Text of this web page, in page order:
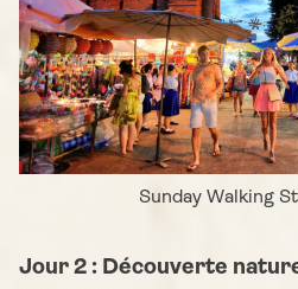
Sunday Walking
Jour 2 : Découverte